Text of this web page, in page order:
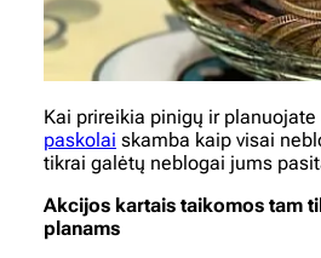
Kai prireikia pinigų ir
paskolai skamba kaip visai
tikrai galėtų neblogai jums
Akcijos kartais taikomos tam
planams